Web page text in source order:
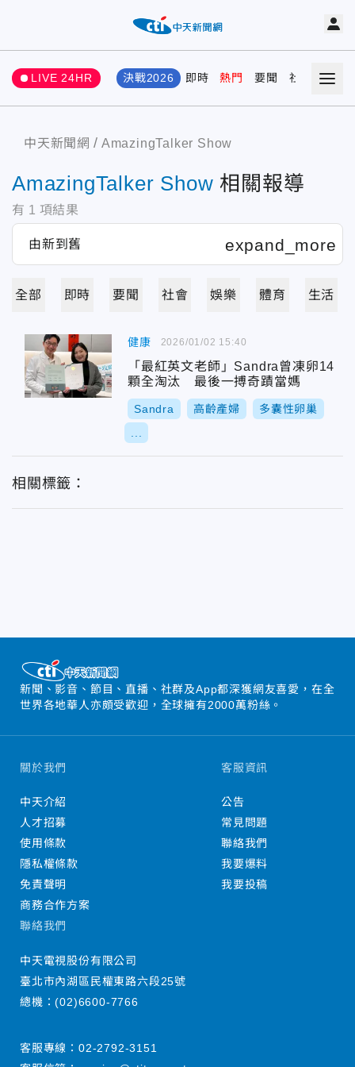
LIVE 24HR 決戰2026 即時 熱門 要聞 社會 娛樂
中天新聞網 AmazingTalker Show
AmazingTalker Show 相關報導
有 1 項結果
全部 即時 要聞 社會 娛樂 體育 生活
健康
「最紅英文老師」Sandra曾凍卵14
顆全淘汰 最後一搏奇蹟當媽
Sandra 高齡產婦 多囊性卵巢
2026/01/02 15:40
相關標籤：
新聞、影音、節目、直播、社群及App都深獲網友喜愛，在全
世界各地華人亦頗受歡迎，全球擁有2000萬粉絲。
關於我們
中天介紹
人才招募
使用條款
隱私權條款
免責聲明
商務合作方案
客服資訊
公告
常見問題
聯絡我們
我要爆料
我要投稿
聯絡我們
中天電視股份有限公司
臺北市內湖區民權東路六段25號
總機：(02)6600-7766
客服專線： 02-2792-3151